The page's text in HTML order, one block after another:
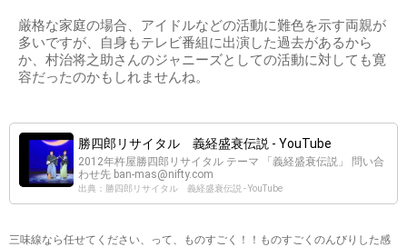
厳格な家庭の場合、アイドルなどの活動に難色を示す両親が
多いですが、自身もテレビ番組に出演した過去があるから
か、村治将之助さんのジャニーズとしての活動に対しても寛
容だったのかもしれませんね。
勝四郎リサイタル 義経盛衰伝説 - YouTube
2012年杵屋勝四郎リサイタル テーマ 「義経盛衰伝説」 問い合
わせ先 ban-mas@nifty.com
出典：勝四郎リサイタル 義経盛衰伝説 - YouTube
三味線なら任せてください、って、ものすごく！！ものすごくのんびりした感